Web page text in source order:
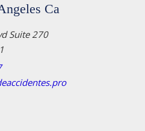
Ca
Suite 270